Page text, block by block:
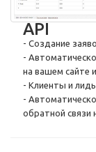
API
- Создание
-
на вашем сайте
- Клиенты и
-
обратной связи